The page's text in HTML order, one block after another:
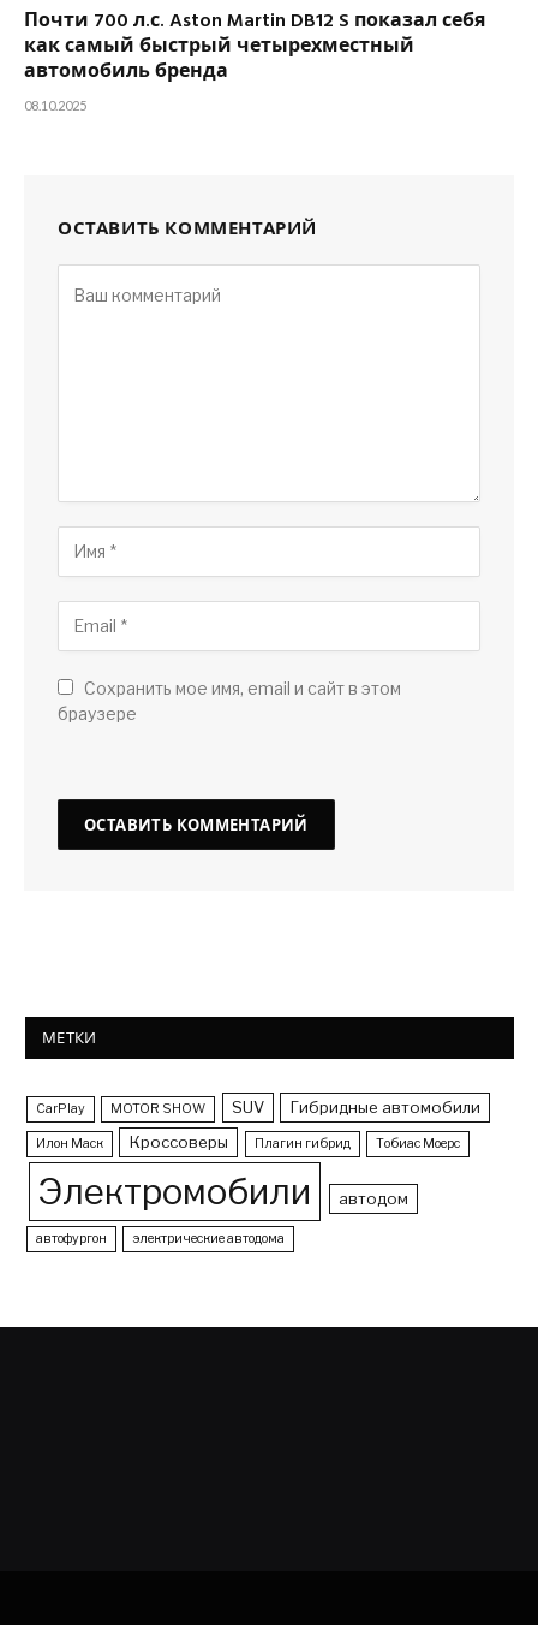
Почти 700 л.с. Aston Martin DB12 S показал себя
как самый быстрый четырехместный
автомобиль бренда
08.10.2025
ОСТАВИТЬ КОММЕНТАРИЙ
Сохранить мое имя, email и сайт в этом
браузере
МЕТКИ
CarPlay MOTOR SHOW SUV Гибридные автомобили
Илон Маск Кроссоверы Плагин гибрид Тобиас Моерс
Электромобили автодом
автофургон электрические автодома